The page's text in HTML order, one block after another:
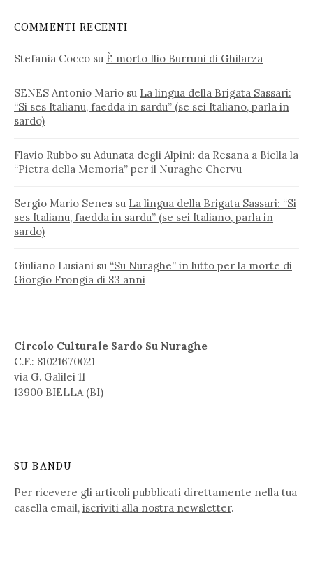
COMMENTI RECENTI
Stefania Cocco su È morto Ilio Burruni di Ghilarza
SENES Antonio Mario su La lingua della Brigata Sassari:
“Si ses Italianu, faedda in sardu” (se sei Italiano, parla in
sardo)
Flavio Rubbo su Adunata degli Alpini: da Resana a Biella la
“Pietra della Memoria” per il Nuraghe Chervu
Sergio Mario Senes su La lingua della Brigata Sassari: “Si
ses Italianu, faedda in sardu” (se sei Italiano, parla in
sardo)
Giuliano Lusiani su “Su Nuraghe” in lutto per la morte di
Giorgio Frongia di 83 anni
Circolo Culturale Sardo Su Nuraghe
C.F.: 81021670021
via G. Galilei 11
13900 BIELLA (BI)
SU BANDU
Per ricevere gli articoli pubblicati direttamente nella tua
casella email, iscriviti alla nostra newsletter.